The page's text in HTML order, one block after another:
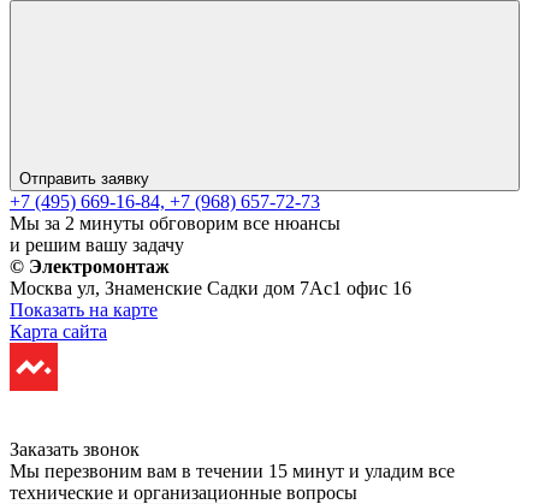
Отправить заявку
+7 (495) 669-16-84, +7 (968) 657-72-73
Мы за 2 минуты обговорим все нюансы
и решим вашу задачу
© Электромонтаж
Москва ул, Знаменские Садки дом 7Ас1 офис 16
Показать на карте
Карта сайта
Заказать звонок
Мы перезвоним вам в течении 15 минут и уладим все
технические и организационные вопросы